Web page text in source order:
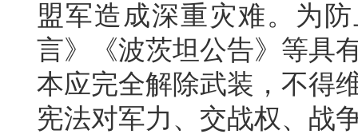
盟军造成深重灾难。为
言》《波茨坦公告》等具
本应完全解除武装，不得
宪法对军力、交战权、战